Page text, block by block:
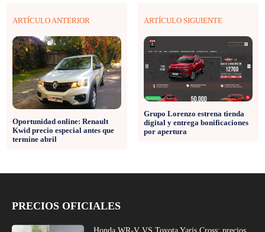
ARTÍCULO ANTERIOR
Oportunidad online: Renault
Kwid precio especial antes que
termine abril
ARTÍCULO SIGUIENTE
Grupo Lorenzo estrena tienda
digital y entrega bonificaciones
por apertura
PRECIOS OFICIALES